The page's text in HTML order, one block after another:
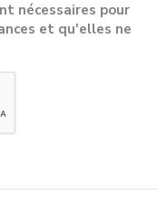
nécessaires pour
et qu'elles ne